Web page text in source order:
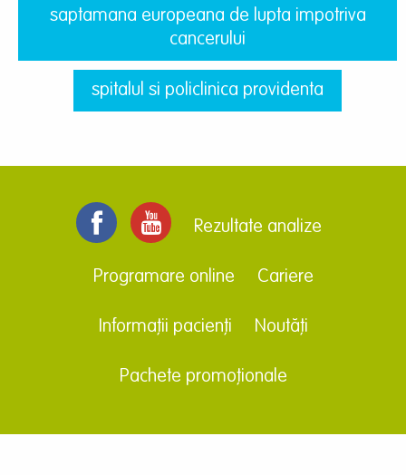
saptamana europeana de lupta impotriva
cancerului
spitalul si policlinica providenta
Rezultate analize
Programare online Cariere
Informații pacienți Noutăți
Pachete promoționale